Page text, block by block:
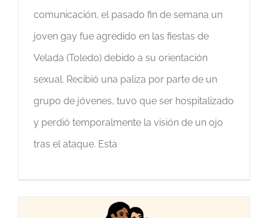
comunicación, el pasado fin de semana un
joven gay fue agredido en las fiestas de
Velada (Toledo) debido a su orientación
sexual. Recibió una paliza por parte de un
grupo de jóvenes, tuvo que ser hospitalizado
y perdió temporalmente la visión de un ojo
tras el ataque. Esta